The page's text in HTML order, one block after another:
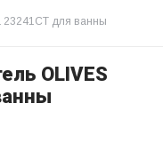
23241CT для ванны
OLIVES